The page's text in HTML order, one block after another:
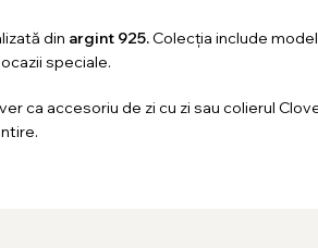
din argint 925.Colecția include
speciale.
ca accesoriu de zi cu zi sau colierul